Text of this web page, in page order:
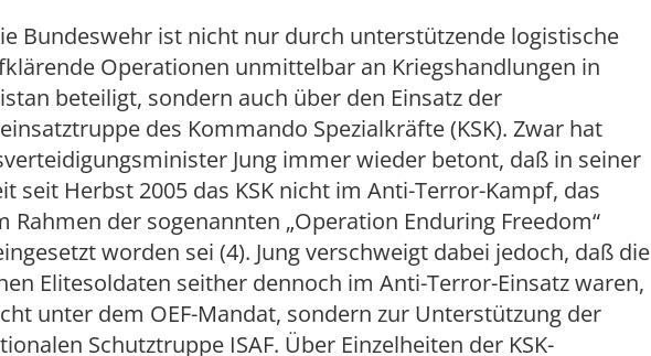
Bundeswehr ist nicht nur durch unterstützende logistische
Operationen unmittelbar an Kriegshandlungen in
beteiligt, sondern auch über den Einsatz der
des Kommando Spezialkräfte (KSK). Zwar hat
Jung immer wieder betont, daß in seiner
seit Herbst 2005 das KSK nicht im Anti-Terror-Kampf, das
Rahmen der sogenannten „Operation Enduring Freedom“
worden sei (4). Jung verschweigt dabei jedoch, daß die
Elitesoldaten seither dennoch im Anti-Terror-Einsatz waren,
unter dem OEF-Mandat, sondern zur Unterstützung der
Schutztruppe ISAF. Über Einzelheiten der KSK-